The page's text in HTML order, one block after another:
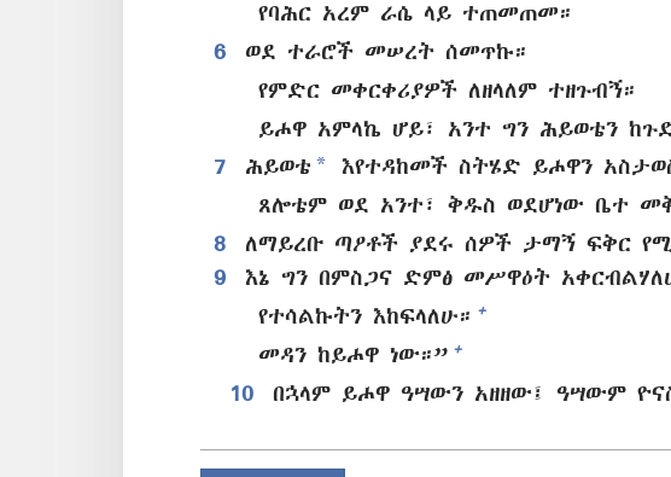
የባሕር አረም ራሴ ላይ ተጠመጠመ።
6
ወደ ተራሮች መሠረት ሰመጥኩ።
የምድር መቀርቀሪያዎች ለዘላለም ተዘጉብኝ።
ይሖዋ አምላኬ ሆይ፣ አንተ ግን ሕይወቴን
7 ሕይወቴ * እየተዳከመች ስትሄድ ይሖዋን
ጸሎቴም ወደ አንተ፣ ቅዱስ ወደሆነው ቤተ
8 ለማይረቡ ጣዖቶች ያደሩ ሰዎች ታማኝ ፍቅር
9
እኔ ግን በምስጋና ድምፅ መሥዋዕት
የተሳልኩትን እከፍላለሁ። +
መዳን ከይሖዋ ነው።” +
10 በኋላም ይሖዋ ዓሣውን አዘዘው፤ ዓሣውም